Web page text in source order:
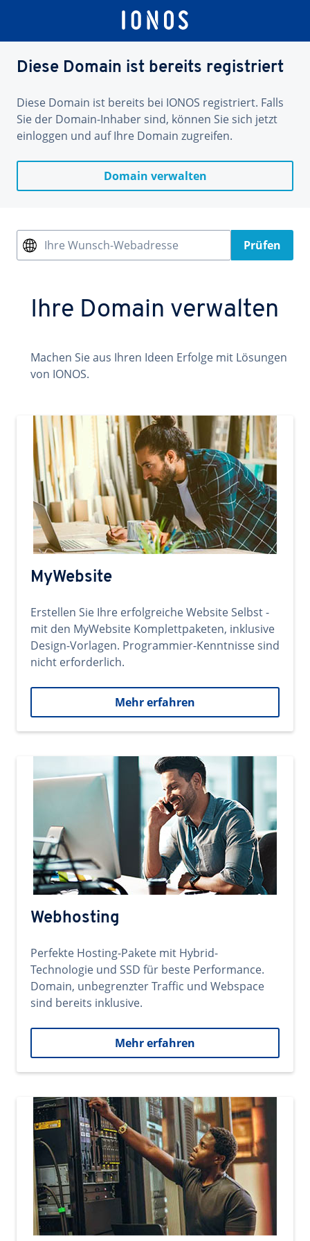
Diese Domain ist bereits registriert
Diese Domain ist bereits bei IONOS registriert. Falls
Sie der Domain-Inhaber sind, können Sie sich jetzt
einloggen und auf Ihre Domain zugreifen.
Domain verwalten
Ihre Wunsch-Webadresse Prüfen
Ihre Domain verwalten
Machen Sie aus Ihren Ideen Erfolge mit Lösungen
von IONOS.
MyWebsite
Erstellen Sie Ihre erfolgreiche Website Selbst -
mit den MyWebsite Komplettpaketen, inklusive
Design-Vorlagen. Programmier-Kenntnisse sind
nicht erforderlich.
Mehr erfahren
Webhosting
Perfekte Hosting-Pakete mit Hybrid-
Technologie und SSD für beste Performance.
Domain, unbegrenzter Traffic und Webspace
sind bereits inklusive.
Mehr erfahren